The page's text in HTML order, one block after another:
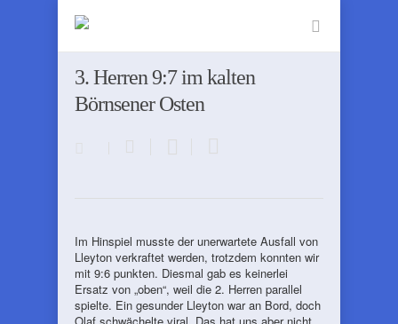
3. Herren 9:7 im kalten
Börnsener Osten
Im Hinspiel musste der unerwartete Ausfall von
Lleyton verkraftet werden, trotzdem konnten wir
mit 9:6 punkten. Diesmal gab es keinerlei
Ersatz von „oben“, weil die 2. Herren parallel
spielte. Ein gesunder Lleyton war an Bord, doch